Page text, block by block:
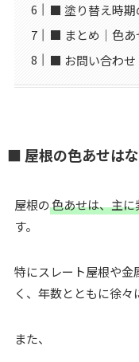
■ 塗り替え時期
■ まとめ｜色あ
■ お問い合わせ
■ 屋根の色あせは
屋根の色あせは、主
す。
特にスレート屋根や金
く、年数とともに徐々
また、